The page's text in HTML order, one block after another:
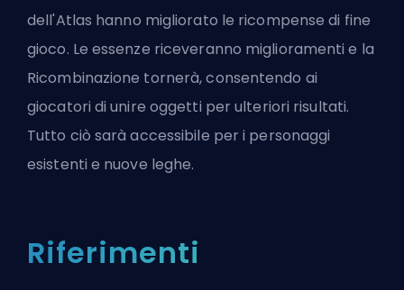
dell'Atlas hanno migliorato le ricompense di fine
gioco. Le essenze riceveranno miglioramenti e la
Ricombinazione tornerà, consentendo ai
giocatori di unire oggetti per ulteriori risultati.
Tutto ciò sarà accessibile per i personaggi
esistenti e nuove leghe.
Riferimenti